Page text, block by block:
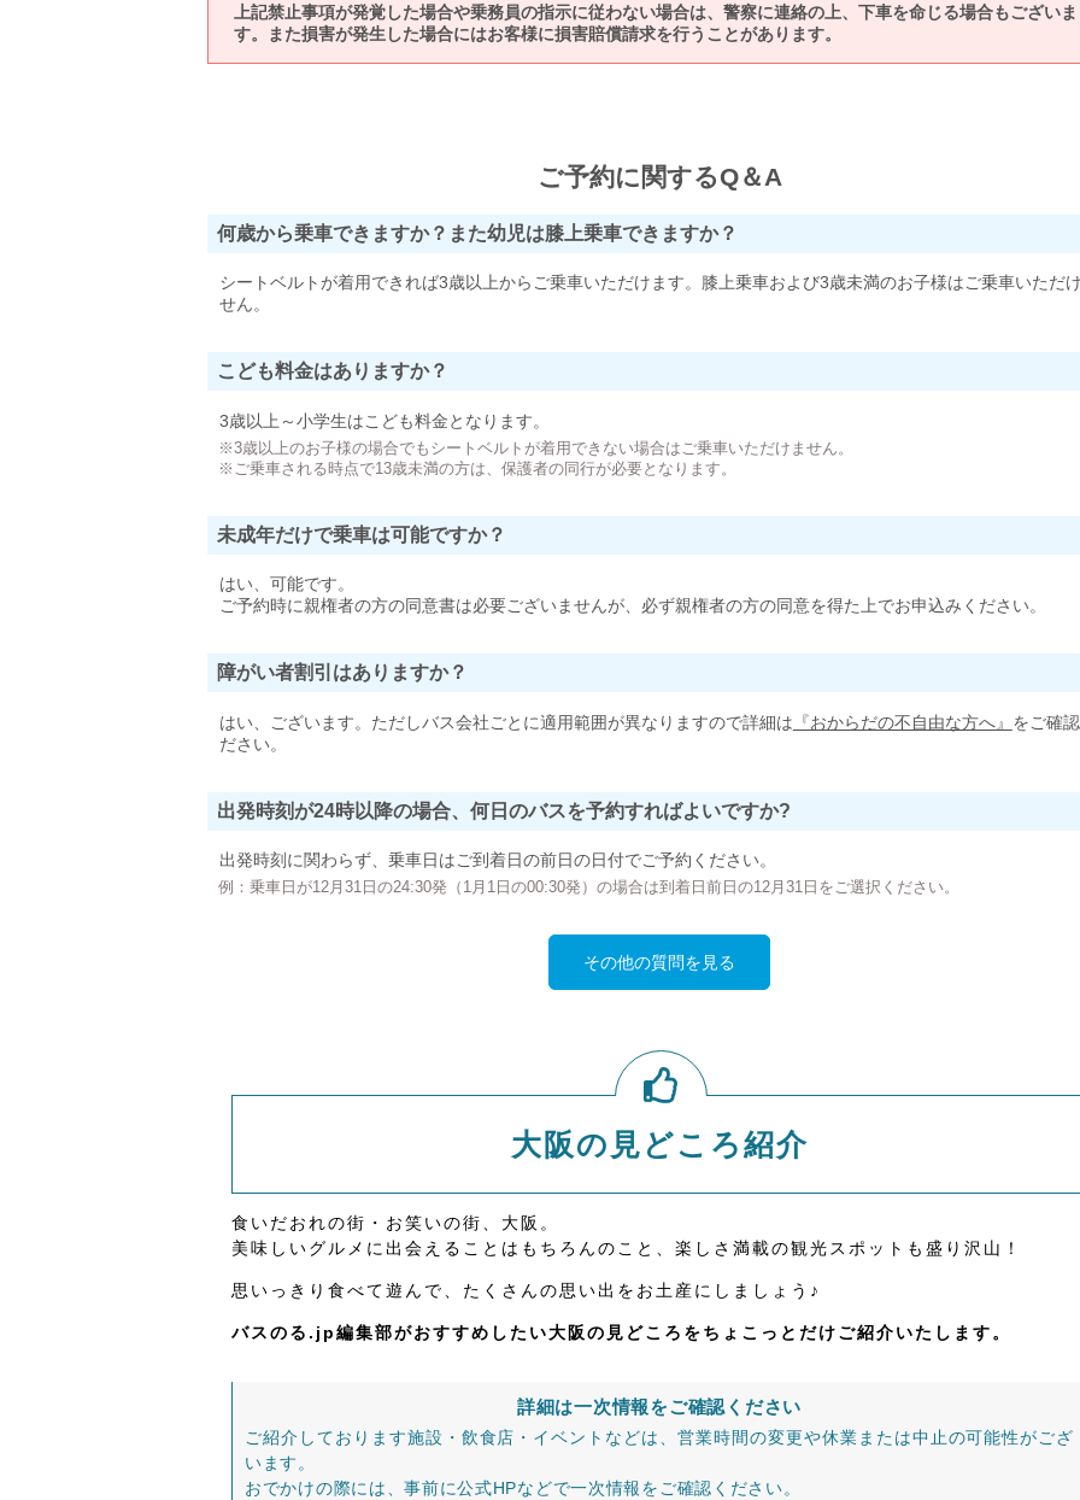
上記禁止事項が発覚した場合や乗務員の指示に従わない場合は、警察に連絡の上、下車を命じる場合もございま
す。また損害が発生した場合にはお客様に損害賠償請求を行うことがあります。
ご予約に関するQ＆A
何歳から乗車できますか？また幼児は膝上乗車できますか？
シートベルトが着用できれば3歳以上からご乗車いただけます。膝上乗車および3歳未満のお子様はご乗車いただ
せん。
こども料金はありますか？
3歳以上～小学生はこども料金となります。
※3歳以上のお子様の場合でもシートベルトが着用できない場合はご乗車いただけません。
※ご乗車される時点で13歳未満の方は、保護者の同行が必要となります。
未成年だけで乗車は可能ですか？
はい、可能です。
ご予約時に親権者の方の同意書は必要ございませんが、必ず親権者の方の同意を得た上でお申込みください。
障がい者割引はありますか？
はい、ございます。ただしバス会社ごとに適用範囲が異なりますので詳細は 『おからだの不自由な方へ』 をご確
ださい。
出発時刻が24時以降の場合、何日のバスを予約すればよいですか?
出発時刻に関わらず、乗車日はご到着日の前日の日付でご予約ください。
例：乗車日が12月31日の24:30発（1月1日の00:30発）の場合は到着日前日の12月31日をご選択ください。
その他の質問を見る
大阪の見どころ紹介
食いだおれの街・お笑いの街、大阪。
美味しいグルメに出会えることはもちろんのこと、楽しさ満載の観光スポットも盛り沢山！
思いっきり食べて遊んで、たくさんの思い出をお土産にしましょう♪
バスのる.jp編集部がおすすめしたい大阪の見どころをちょこっとだけご紹介いたします。
詳細は一次情報をご確認ください
ご紹介しております施設・飲食店・イベントなどは、営業時間の変更や休業または中止の可能性がござ
います。
おでかけの際には、事前に公式HPなどで一次情報をご確認ください。